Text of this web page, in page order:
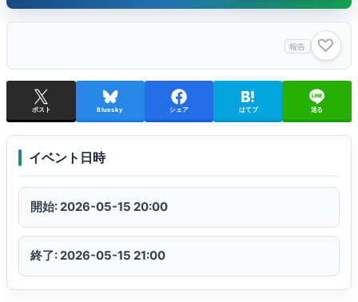
報告 ♡
ポスト Bluesky シェア はてブ 送る
イベント日時
開始: 2026-05-15 20:00
終了: 2026-05-15 21:00